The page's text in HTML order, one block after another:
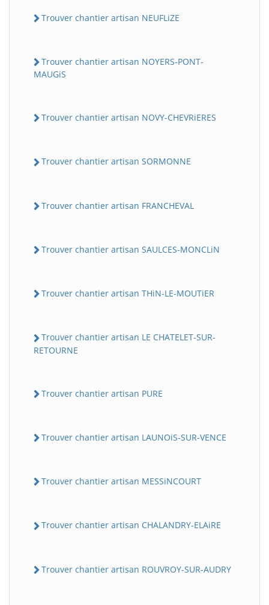
Trouver chantier artisan NEUFLiZE
Trouver chantier artisan NOYERS-PONT-
MAUGiS
Trouver chantier artisan NOVY-CHEVRiERES
Trouver chantier artisan SORMONNE
Trouver chantier artisan FRANCHEVAL
Trouver chantier artisan SAULCES-MONCLiN
Trouver chantier artisan THiN-LE-MOUTiER
Trouver chantier artisan LE CHATELET-SUR-
RETOURNE
Trouver chantier artisan PURE
Trouver chantier artisan LAUNOiS-SUR-VENCE
Trouver chantier artisan MESSiNCOURT
Trouver chantier artisan CHALANDRY-ELAiRE
Trouver chantier artisan ROUVROY-SUR-AUDRY